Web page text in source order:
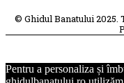
© Ghidul Banatului
Pentru a personaliza și